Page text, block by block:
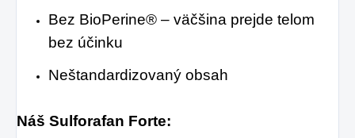
Bez BioPerine® – väčšina prejde telom
bez účinku
Neštandardizovaný obsah
Náš Sulforafan Forte: